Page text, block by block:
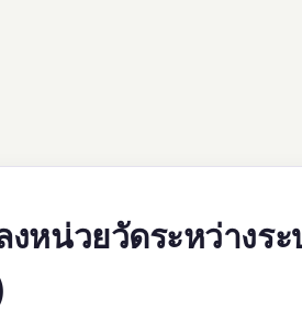
หน่วยวัดระหว่างร